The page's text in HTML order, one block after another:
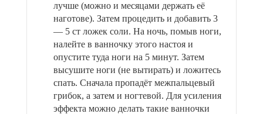
лучше (можно и месяцами держать её
наготове). Затем процедить и добавить 3
— 5 ст ложек соли. На ночь, помыв ноги,
налейте в ванночку этого настоя и
опустите туда ноги на 5 минут. Затем
высушите ноги (не вытирать) и ложитесь
спать. Сначала пропадёт межпальцевый
грибок, а затем и ногтевой. Для усиления
эффекта можно делать такие ванночки